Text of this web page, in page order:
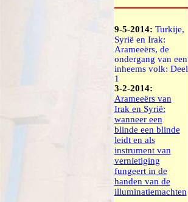
9-5-2014: Turkije,
Syrië en Irak:
Arameeërs, de
ondergang van een
inheems volk: Deel
1
3-2-2014:
Arameeërs van
Irak en Syrië:
wanneer een
blinde een blinde
leidt en als
instrument van
vernietiging
fungeert in de
handen van de
illuminatiemachten